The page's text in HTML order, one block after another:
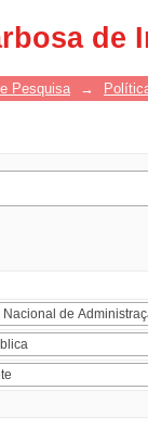
de
Pesquisa →